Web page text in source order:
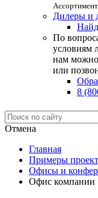
Дилеры и
По
условиям
нам можно
или
8
Отмена
Главная
Примеры
Офисы и
Офис компании